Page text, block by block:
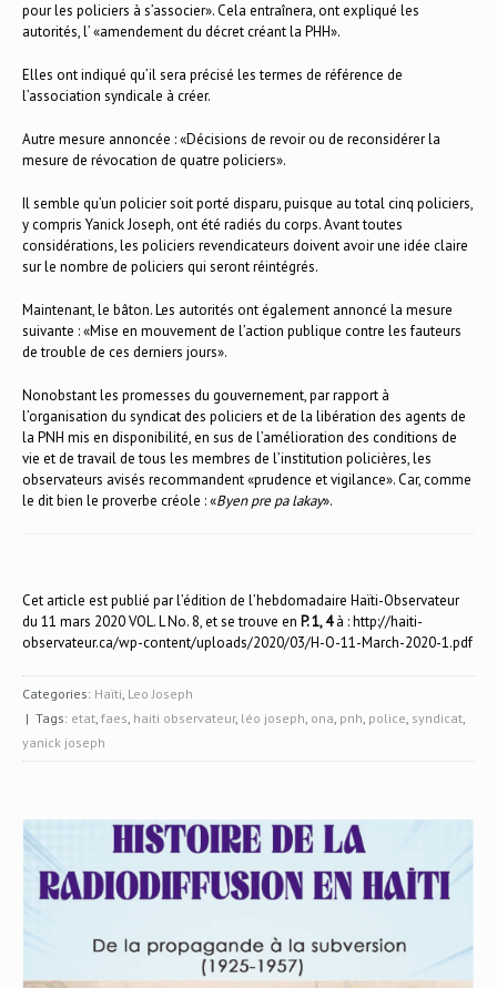
pour les policiers à s’associer». Cela entraînera, ont expliqué les
autorités, l’ «amendement du décret créant la PHH».
Elles ont indiqué qu’il sera précisé les termes de référence de
l’association syndicale à créer.
Autre mesure annoncée : «Décisions de revoir ou de reconsidérer la
mesure de révocation de quatre policiers».
Il semble qu’un policier soit porté disparu, puisque au total cinq policiers,
y compris Yanick Joseph, ont été radiés du corps. Avant toutes
considérations, les policiers revendicateurs doivent avoir une idée claire
sur le nombre de policiers qui seront réintégrés.
Maintenant, le bâton. Les autorités ont également annoncé la mesure
suivante : «Mise en mouvement de l’action publique contre les fauteurs
de trouble de ces derniers jours».
Nonobstant les promesses du gouvernement, par rapport à
l’organisation du syndicat des policiers et de la libération des agents de
la PNH mis en disponibilité, en sus de l’amélioration des conditions de
vie et de travail de tous les membres de l’institution policières, les
observateurs avisés recommandent «prudence et vigilance». Car, comme
le dit bien le proverbe créole : «Byen pre pa lakay».
Cet article est publié par l’édition de l’hebdomadaire Haïti-Observateur
du 11 mars 2020 VOL. L No. 8, et se trouve en P. 1, 4à :http://haiti-
observateur.ca/wp-content/uploads/2020/03/H-O-11-March-2020-1.pdf
Categories: Haïti, Leo Joseph
| Tags: etat, faes, haiti observateur, léo joseph, ona, pnh, police, syndicat,
yanick joseph